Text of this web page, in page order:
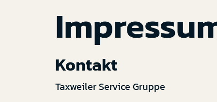
Kontakt
Taxweiler Service Gruppe